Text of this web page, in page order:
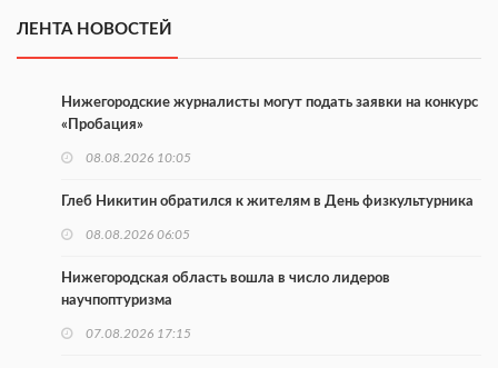
ЛЕНТА НОВОСТЕЙ
Нижегородские журналисты могут подать заявки на конкурс
«Пробация»
08.08.2026 10:05
Глеб Никитин обратился к жителям в День физкультурника
08.08.2026 06:05
Нижегородская область вошла в число лидеров
научпоптуризма
07.08.2026 17:15